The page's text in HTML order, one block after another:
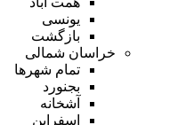
یونسی
بازگشت
خراسان شمالی
تمام شهر‌ها
بجنورد
آشخانه
اسفراین